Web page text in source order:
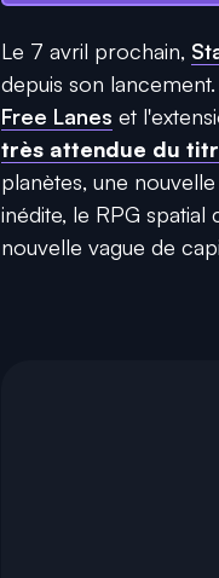
Le 7 avril prochain,
depuis son
Free Lanes et
très attendue du
planètes, une
inédite, le RPG
nouvelle vague de